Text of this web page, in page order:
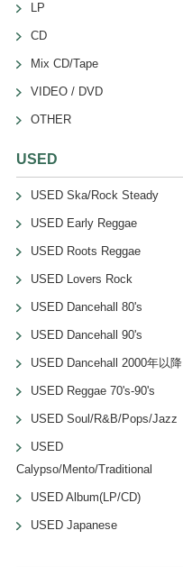
LP
CD
Mix CD/Tape
VIDEO / DVD
OTHER
USED
USED Ska/Rock Steady
USED Early Reggae
USED Roots Reggae
USED Lovers Rock
USED Dancehall 80's
USED Dancehall 90's
USED Dancehall 2000年以降
USED Reggae 70's-90's
USED Soul/R&B/Pops/Jazz
USED
Calypso/Mento/Traditional
USED Album(LP/CD)
USED Japanese